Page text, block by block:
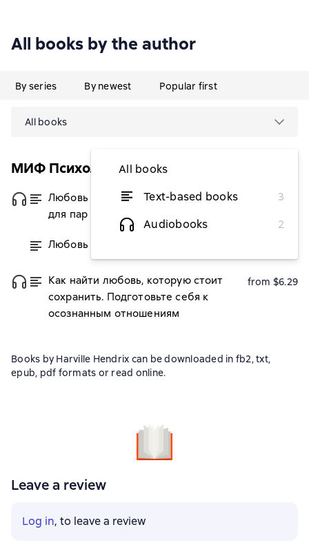
All books by the author
By series By newest Popular first
All books
All books
Text-based books
3
Audiobooks
2
МИФ Психология
Любовь на всю жизнь. Руководство
для пар
from $6.29
Любовь на всю жизнь: практика
Как найти любовь, которую стоит
сохранить. Подготовьте себя к
осознанным отношениям
from $6.29
Books by Harville Hendrix can be downloaded in fb2, txt,
epub, pdf formats or read online.
Leave a review
Log in, to leave a review